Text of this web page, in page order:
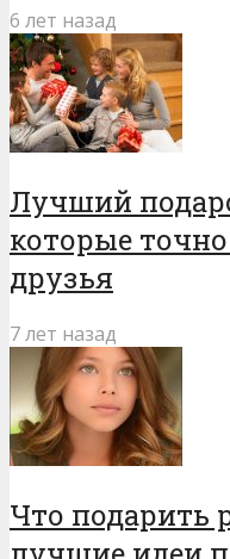
6 лет назад
Лучший
которые
друзья
7 лет назад
Что подарить